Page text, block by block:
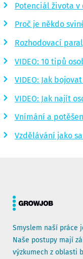
Potenciál života v
Proč je někdo
Rozhodovací
VIDEO: 10 tipů
VIDEO: Jak
VIDEO: Jak najít
Vnímání a
Vzdělávání jako
Smyslem naší práce
Naše postupy mají
výzkumech z oblasti